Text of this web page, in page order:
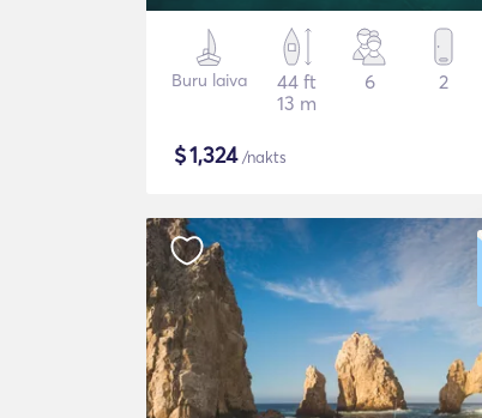
Buru laiva
44 ft
13 m
6 2
$1,324/nakts